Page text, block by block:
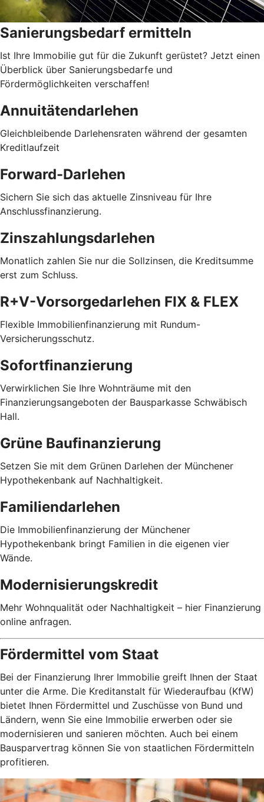
Sanierungsbedarf ermitteln
Ist Ihre Immobilie gut für die Zukunft gerüstet? Jetzt einen
Überblick über Sanierungsbedarfe und
Fördermöglichkeiten verschaffen!
Annuitätendarlehen
Gleichbleibende Darlehensraten während der gesamten
Kreditlaufzeit
Forward-Darlehen
Sichern Sie sich das aktuelle Zinsniveau für Ihre
Anschlussfinanzierung.
Zinszahlungsdarlehen
Monatlich zahlen Sie nur die Sollzinsen, die Kreditsumme
erst zum Schluss.
R+V-Vorsorgedarlehen FIX & FLEX
Flexible Immobilienfinanzierung mit Rundum-
Versicherungsschutz.
Sofortfinanzierung
Verwirklichen Sie Ihre Wohnträume mit den
Finanzierungsangeboten der Bausparkasse Schwäbisch
Hall.
Grüne Baufinanzierung
Setzen Sie mit dem Grünen Darlehen der Münchener
Hypothekenbank auf Nachhaltigkeit.
Familiendarlehen
Die Immobilienfinanzierung der Münchener
Hypothekenbank bringt Familien in die eigenen vier
Wände.
Modernisierungskredit
Mehr Wohnqualität oder Nachhaltigkeit – hier Finanzierung
online anfragen.
Fördermittel vom Staat
Bei der Finanzierung Ihrer Immobilie greift Ihnen der Staat
unter die Arme. Die Kreditanstalt für Wiederaufbau (KfW)
bietet Ihnen Fördermittel und Zuschüsse von Bund und
Ländern, wenn Sie eine Immobilie erwerben oder sie
modernisieren und sanieren möchten. Auch bei einem
Bausparvertrag können Sie von staatlichen Fördermitteln
profitieren.